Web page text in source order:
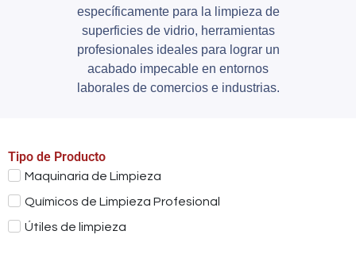
específicamente para la limpieza de
superficies de vidrio, herramientas
profesionales ideales para lograr un
acabado impecable en entornos
laborales de comercios e industrias.
Tipo de Producto
Maquinaria de Limpieza
Químicos de Limpieza Profesional
Útiles de limpieza